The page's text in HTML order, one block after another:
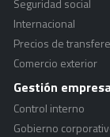
Seguridad social
Internacional
Precios de
Comercio exterior
Gestión
Control interno
Gobierno